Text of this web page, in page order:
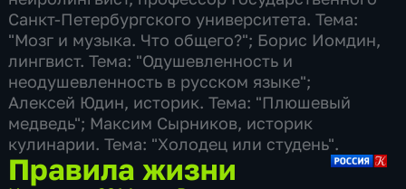
Санкт-Петербургского университета. Тема:
"Мозг и музыка. Что общего?"; Борис Иомдин,
лингвист. Тема: "Одушевленность и
неодушевленность в русском языке";
Алексей Юдин, историк. Тема: "Плюшевый
медведь"; Максим Сырников, историк
кулинарии. Тема: "Холодец или студень".
Правила жизни